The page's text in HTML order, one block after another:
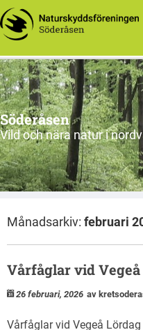
Söderåsen
Vild och nära natur i
Månadsarkiv: februari
Vårfåglar vid
26 februari, 2026 av
Vårfåglar vid Vegeå